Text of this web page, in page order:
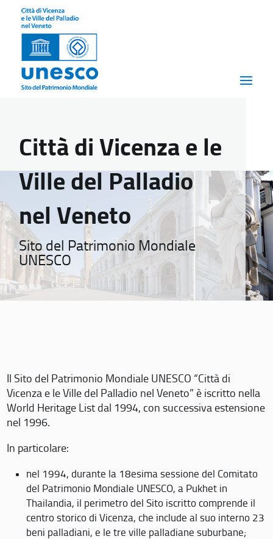
Città di Vicenza e le
Ville del Palladio
nel Veneto
Sito del Patrimonio Mondiale
UNESCO
Il Sito del Patrimonio Mondiale UNESCO “Città di
Vicenza e le Ville del Palladio nel Veneto” è iscritto nella
World Heritage List dal 1994, con successiva estensione
nel 1996.
In particolare:
nel 1994, durante la 18esima sessione del Comitato
del Patrimonio Mondiale UNESCO, a Pukhet in
Thailandia, il perimetro del Sito iscritto comprende il
centro storico di Vicenza, che include al suo interno 23
beni palladiani, e le tre ville palladiane suburbane;